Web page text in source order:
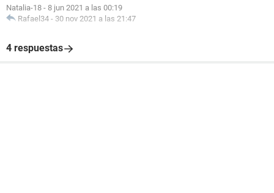
Natalia-18 - 8 jun 2021 a las 00:19
Rafael34 - 30 nov 2021 a las 21:47
4 respuestas